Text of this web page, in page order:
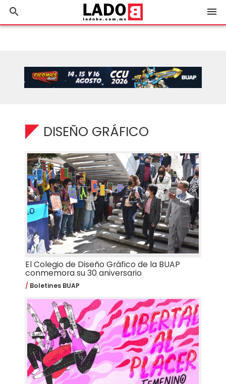
search menu
DISEÑO GRÁFICO
El Colegio de Diseño Gráfico de la BUAP
conmemora su 30 aniversario
Boletines BUAP